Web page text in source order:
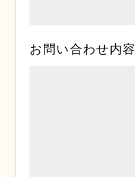
お問い合わせ内容